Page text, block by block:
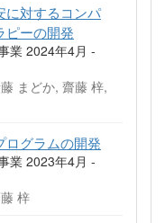
に対するコンパ
ピーの開発
業 2024年4月 -
まどか, 齋藤 梓,
ログラムの開発
業 2023年4月 -
梓